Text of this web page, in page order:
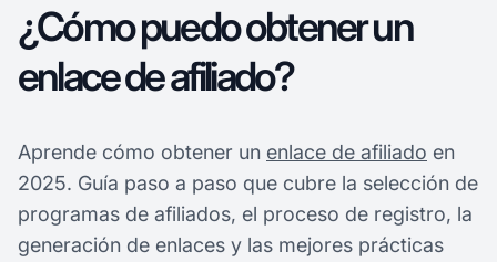
¿Cómo puedo obtener un
enlace de afiliado?
Aprende cómo obtener un enlace de afiliado en
2025. Guía paso a paso que cubre la selección de
programas de afiliados, el proceso de registro, la
generación de enlaces y las mejores prácticas